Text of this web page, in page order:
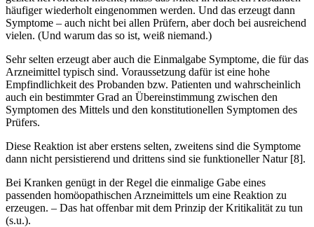
häufiger wiederholt eingenommen werden. Und das erzeugt dann
Symptome – auch nicht bei allen Prüfern, aber doch bei ausreichend
vielen. (Und warum das so ist, weiß niemand.)
Sehr selten erzeugt aber auch die Einmalgabe Symptome, die für das
Arzneimittel typisch sind. Voraussetzung dafür ist eine hohe
Empfindlichkeit des Probanden bzw. Patienten und wahrscheinlich
auch ein bestimmter Grad an Übereinstimmung zwischen den
Symptomen des Mittels und den konstitutionellen Symptomen des
Prüfers.
Diese Reaktion ist aber erstens selten, zweitens sind die Symptome
dann nicht persistierend und drittens sind sie funktioneller Natur [8].
Bei Kranken genügt in der Regel die einmalige Gabe eines
passenden homöopathischen Arzneimittels um eine Reaktion zu
erzeugen. – Das hat offenbar mit dem Prinzip der Kritikalität zu tun
(s.u.).